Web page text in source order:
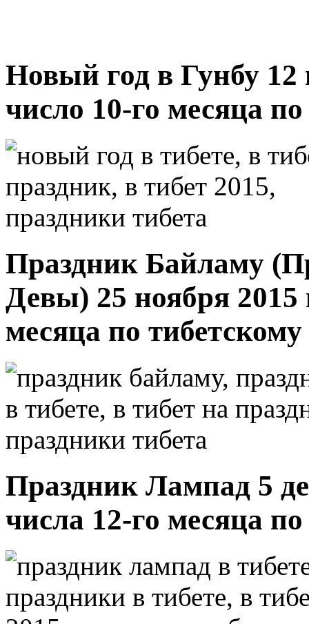
Новый год в Гунбу 12
число 10-го месяца
Праздник Байламу
Девы) 25 ноября 2015
месяца по
Праздник Лампад 5
числа 12-го месяца